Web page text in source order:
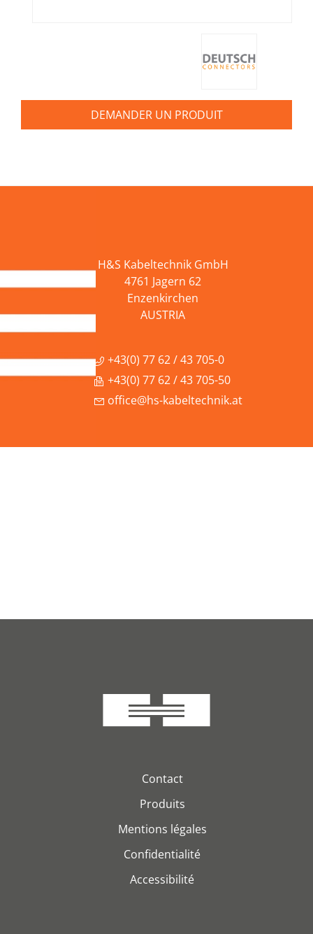
DEMANDER UN PRODUIT
H&S Kabeltechnik GmbH
4761 Jagern 62
Enzenkirchen
AUSTRIA
+43(0) 77 62 / 43 705-0
+43(0) 77 62 / 43 705-50
office@hs-kabeltechnik.at
Contact
Produits
Mentions légales
Confidentialité
Accessibilité